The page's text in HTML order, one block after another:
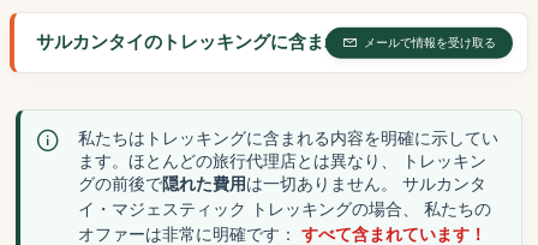
サルカンタイのトレッキングに含まれる メールで情報を受け取る
私たちはトレッキングに含まれる内容を明確に示してい
ます。ほとんどの旅行代理店とは異なり、 トレッキン
グの前後で隠れた費用は一切ありません。 サルカンタ
イ・マジェスティック
トレッキングの場合、 私たちの
オファーは非常に明確です： すべて含まれています！